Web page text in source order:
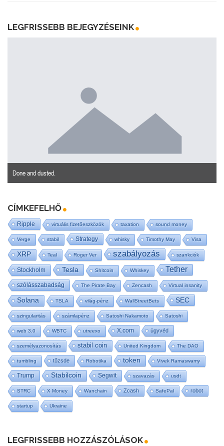
LEGFRISSEBB BEJEGYZÉSEINK
Done and dusted.
CÍMKEFELHŐ
Ripple virtuális fizetőeszközök taxation sound money
Verge stabil Strategy whisky Timothy May Visa
XRP Teal Roger Ver szabályozás szankciók
Stockholm Tesla Shitcoin Whiskey Tether
szólásszabadság The Pirate Bay Zencash Virtual insanity
Solana TSLA világ-pénz WallStreetBets SEC
szingularitás számlapénz Satoshi Nakamoto Satoshi
web 3.0 WBTC utreexo X.com ügyvéd
személyazonosítás stabil coin United Kingdom The DAO
tumbling tőzsde Robotika token Vivek Ramaswamy
Trump Stabilcoin Segwit szavazás usdt
STRC X Money Wanchain Zcash SafePal robot
startup Ukraine
LEGFRISSEBB HOZZÁSZÓLÁSOK